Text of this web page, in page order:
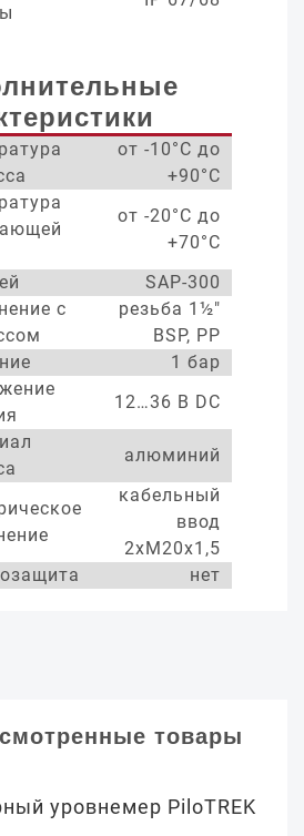
от -10°С до
+90°С
от -20°С до
+70°С
SAP-300
с
резьба 1½"
BSP, PP
1 бар
12…36 В DC
алюминий
кабельный
ввод
2хМ20х1,5
нет
товары
уровнемер PiloTREK